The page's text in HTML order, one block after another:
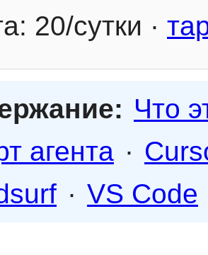
20/сутки ·
Что
агента ·
· VS Code